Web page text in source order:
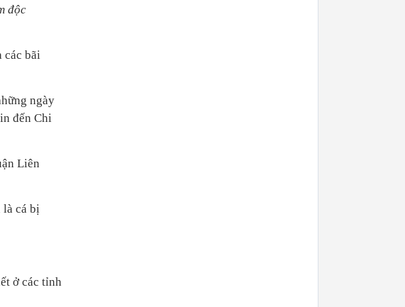
độc
các bãi
ngày
đến Chi
Liên
là cá bị
ở các tỉnh